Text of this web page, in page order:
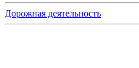
Дорожная деятельность